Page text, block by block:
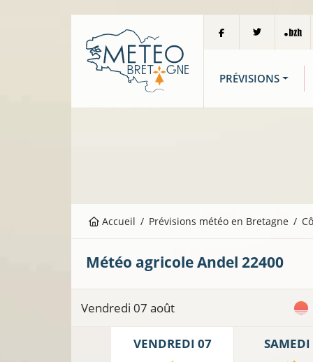
PRÉVISIONS
Accueil Prévisions météo en Bretagne
Météo agricoleAndel 22400
Vendredi 07 août
VENDREDI 07 SAMEDI